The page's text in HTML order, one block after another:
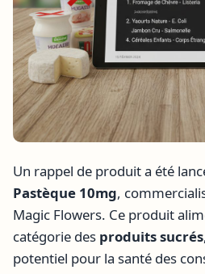
Un rappel de produit a été
Pastèque 10mg,
Magic Flowers. Ce produit
catégorie des produits sucrés
potentiel pour la santé des